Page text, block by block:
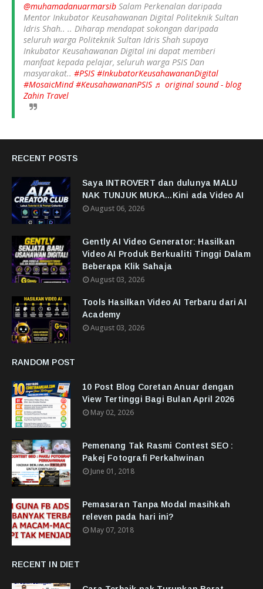
@muhamadanuarmarsib Salam Perkenalan daripada
Mentor Inkubator Keusahawanan Digital Politeknik Sultan
Idris Shah.. .. Diharap mendapat sokongan daripada
seluruh warga Politeknik Sultan Idris Shah supaya
Inkubator Keusahawanan Digital ini dapat memberi
manfaat kepada pelajar, seluruh warga PSIS Dan
masyarakat.. #PSIS #InkubatorKeusahawananDigital
#MosaicMind #KeusahawananPSIS ♬ original sound - blog
Zahin Travel
RECENT POSTS
Saya INTROVERT dan dulunya MALU
NAK TUNJUK MUKA...Kini ada Video AI
August 06, 2026
Gently AI Video Generator: Hasilkan
Video AI Produk Berkualiti Tinggi Dalam
Beberapa Klik Sahaja
August 03, 2026
Tools Hasilkan Video AI Terbaru dari AI
Academy
August 03, 2026
RANDOM POST
10 Post Blog Coretan Anuar dengan
View Tertinggi Bagi Bulan April 2026
May 02, 2026
Pemenang Tak Rasmi Contest SEO :
Pakej Fotografi Perkahwinan
June 01, 2018
Pemasaran Tanpa Modal masihkah
releven pada hari ini?
May 07, 2018
RECENT IN DIET